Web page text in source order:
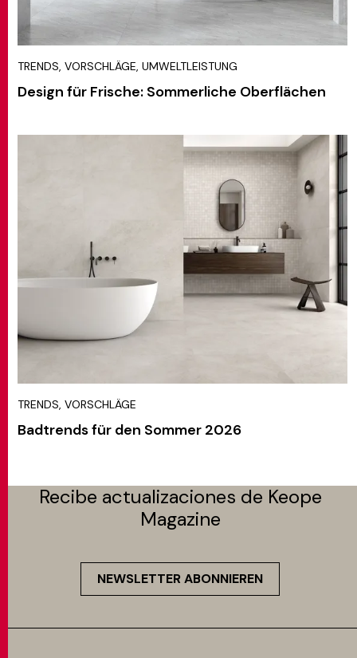
TRENDS, VORSCHLÄGE, UMWELTLEISTUNG
Design für Frische: Sommerliche Oberflächen
TRENDS, VORSCHLÄGE
Badtrends für den Sommer 2026
Recibe actualizaciones de Keope
Magazine
NEWSLETTER ABONNIEREN